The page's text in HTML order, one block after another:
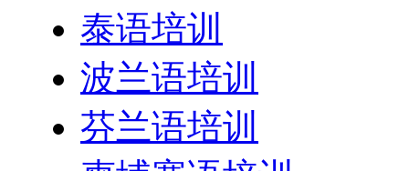
泰语培训
波兰语培训
芬兰语培训